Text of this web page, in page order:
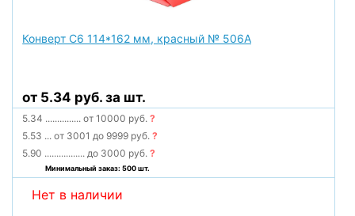
Конверт С6 114*162 мм, красный № 506А
от 5.34 руб. за шт.
5.34 ............... от 10000 руб.?
5.53 ... от 3001 до 9999 руб.?
5.90 ................. до 3000 руб.?
Минимальный заказ: 500 шт.
Нет в наличии